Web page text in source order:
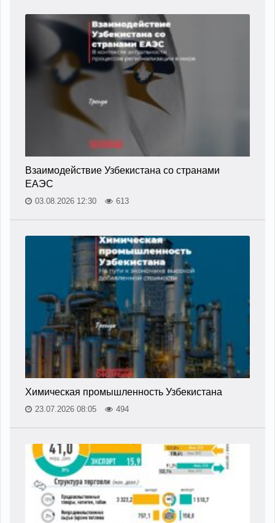
Взаимодействие Узбекистана со странами
ЕАЭС
03.08.2026 12:30 613
Химическая промышленность Узбекистана
23.07.2026 08:05 494